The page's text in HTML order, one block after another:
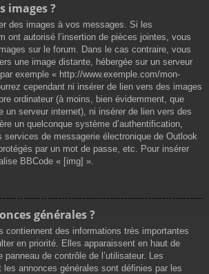
images ?
des images à vos messages. Si les
ont autorisé l’insertion de pièces jointes, vous
sur le forum. Dans le cas contraire, vous
une image distante, hébergée sur un serveur
exemple « http://www.exemple.com/mon-
cependant ni insérer de lien vers des images
ordinateur (à moins, bien évidemment, que
un serveur internet), ni insérer de lien vers des
un quelconque système d’authentification,
services de messagerie électronique de Outlook
par un mot de passe, etc. Pour insérer
BBCode « [img] ».
générales ?
contiennent des informations très importantes
en priorité. Elles apparaissent en haut de
de contrôle de l’utilisateur. Les
les annonces générales sont définies par les